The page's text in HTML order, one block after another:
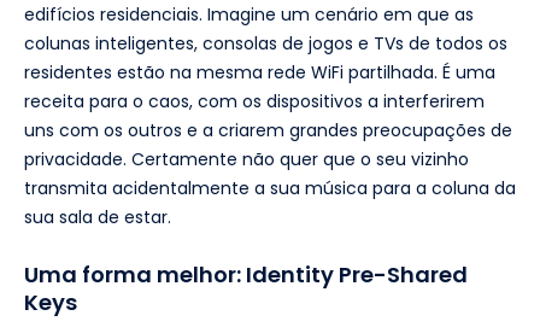
edifícios residenciais. Imagine um cenário em que as
colunas inteligentes, consolas de jogos e TVs de todos os
residentes estão na mesma rede WiFi partilhada. É uma
receita para o caos, com os dispositivos a interferirem
uns com os outros e a criarem grandes preocupações de
privacidade. Certamente não quer que o seu vizinho
transmita acidentalmente a sua música para a coluna da
sua sala de estar.
Uma forma melhor: Identity Pre-Shared
Keys